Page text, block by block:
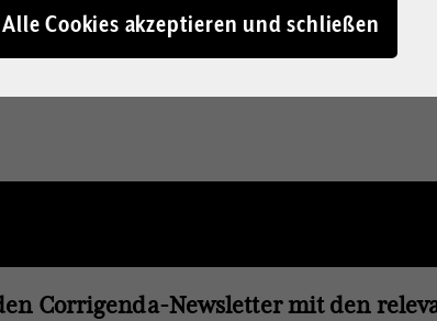
Corrigenda-Newsletter mit den
Alle Cookies akzeptieren und schließen